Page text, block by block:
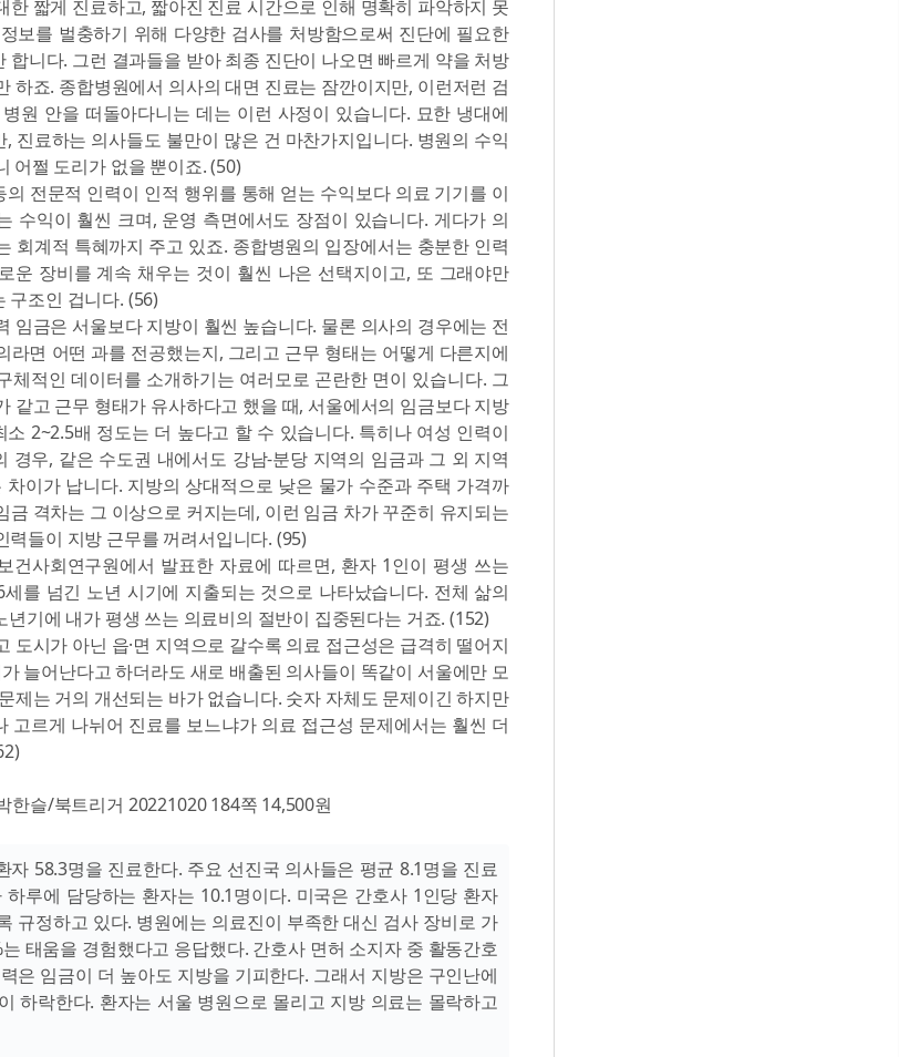
한 짧게 진료하고, 짧아진 진료 시간으로 인해 명확히 파악하지 못
보를 벌충하기 위해 다양한 검사를 처방함으로써 진단에 필요한
합니다. 그런 결과들을 받아 최종 진단이 나오면 빠르게 약을 처방
하죠. 종합병원에서 의사의 대면 진료는 잠깐이지만, 이런저런 검
원 안을 떠돌아다니는 데는 이런 사정이 있습니다. 묘한 냉대에
진료하는 의사들도 불만이 많은 건 마찬가지입니다. 병원의 수익
어쩔 도리가 없을 뿐이죠. (50)
전문적 인력이 인적 행위를 통해 얻는 수익보다 의료 기기를 이
수익이 훨씬 크며, 운영 측면에서도 장점이 있습니다. 게다가 의
회계적 특혜까지 주고 있죠. 종합병원의 입장에서는 충분한 인력
운 장비를 계속 채우는 것이 훨씬 나은 선택지이고, 또 그래야만
구조인 겁니다. (56)
임금은 서울보다 지방이 훨씬 높습니다. 물론 의사의 경우에는 전
라면 어떤 과를 전공했는지, 그리고 근무 형태는 어떻게 다른지에
체적인 데이터를 소개하기는 여러모로 곤란한 면이 있습니다. 그
같고 근무 형태가 유사하다고 했을 때, 서울에서의 임금보다 지방
2~2.5배 정도는 더 높다고 할 수 있습니다. 특히나 여성 인력이
경우, 같은 수도권 내에서도 강남-분당 지역의 임금과 그 외 지역
차이가 납니다. 지방의 상대적으로 낮은 물가 수준과 주택 가격까
금 격차는 그 이상으로 커지는데, 이런 임금 차가 꾸준히 유지되는
력들이 지방 근무를 꺼려서입니다. (95)
건사회연구원에서 발표한 자료에 따르면, 환자 1인이 평생 쓰는
를 넘긴 노년 시기에 지출되는 것으로 나타났습니다. 전체 삶의
년기에 내가 평생 쓰는 의료비의 절반이 집중된다는 거죠. (152)
도시가 아닌 읍·면 지역으로 갈수록 의료 접근성은 급격히 떨어지
늘어난다고 하더라도 새로 배출된 의사들이 똑같이 서울에만 모
제는 거의 개선되는 바가 없습니다. 숫자 자체도 문제이긴 하지만
고르게 나뉘어 진료를 보느냐가 의료 접근성 문제에서는 훨씬 더
한슬/북트리거 20221020 184쪽 14,500원
자 58.3명을 진료한다. 주요 선진국 의사들은 평균 8.1명을 진료
하루에 담당하는 환자는 10.1명이다. 미국은 간호사 1인당 환자
규정하고 있다. 병원에는 의료진이 부족한 대신 검사 장비로 가
태움을 경험했다고 응답했다. 간호사 면허 소지자 중 활동간호
은 임금이 더 높아도 지방을 기피한다. 그래서 지방은 구인난에
하락한다. 환자는 서울 병원으로 몰리고 지방 의료는 몰락하고